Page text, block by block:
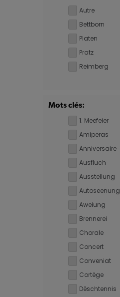
Autre
Bettborn
Platen
Pratz
Reimberg
Mots clés:
1. Meefeier
Amiperas
Anniversaire
Ausfluch
Ausstellung
Autoseenung
Aweiung
Brennerei
Chorale
Concert
Conveniat
Cortège
Dëschtennis